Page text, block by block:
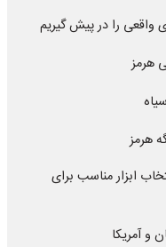
واقعی را در پیش گیریم
هرمز
هرمز
ابزار مناسب برای
و آمریکا